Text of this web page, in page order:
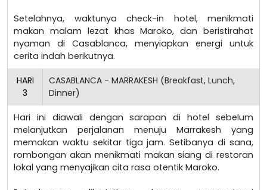
Setelahnya, waktunya check-in hotel, menikmati
makan malam lezat khas Maroko, dan beristirahat
nyaman di Casablanca, menyiapkan energi untuk
cerita indah berikutnya.
HARI
3
CASABLANCA - MARRAKESH (Breakfast, Lunch,
Dinner)
Hari ini diawali dengan sarapan di hotel sebelum
melanjutkan perjalanan menuju Marrakesh yang
memakan waktu sekitar tiga jam. Setibanya di sana,
rombongan akan menikmati makan siang di restoran
lokal yang menyajikan cita rasa otentik Maroko.